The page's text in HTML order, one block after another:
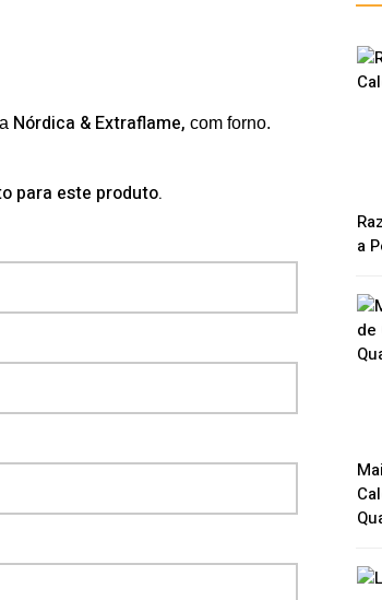
Nórdica & Extraflame, com forno.
para este produto.
a